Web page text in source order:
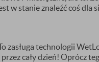
w stanie znaleźć coś dla
zasługa technologii
cały dzień! Oprócz